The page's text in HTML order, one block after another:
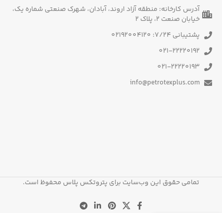
آدرس کارخانه: منطقه آزاد اروند، آبادان، شهرک صنعتی شماره یک،
خیابان صنعت 2، پلاک 2
پشتیبانی 7/24: 02192004120
021-22220192
021-22220193
info@petrotexplus.com
تمامی حقوق این وب‌سایت برای پتروتکس پلاس محفوظ است.